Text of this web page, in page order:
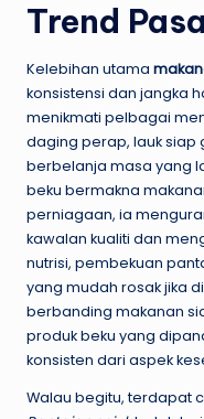
Trend
Kelebihan utama
konsistensi dan jangka
menikmati pelbagai
daging perap, lauk
berbelanja masa yang
beku bermakna
perniagaan, ia
kawalan kualiti dan
nutrisi, pembekuan
yang mudah rosak jika
berbanding makanan
produk beku yang
konsisten dari aspek
Walau begitu, terdapat